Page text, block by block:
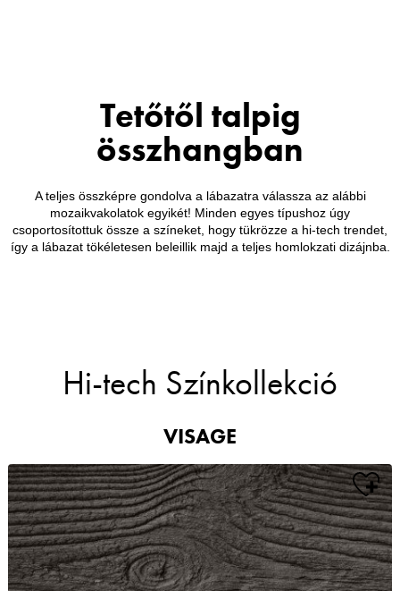
Tetőtől talpig
összhangban
A teljes összképre gondolva a lábazatra válassza az alábbi
mozaikvakolatok egyikét! Minden egyes típushoz úgy
csoportosítottuk össze a színeket, hogy tükrözze a hi-tech trendet,
így a lábazat tökéletesen beleillik majd a teljes homlokzati dizájnba.
Hi-tech Színkollekció
VISAGE